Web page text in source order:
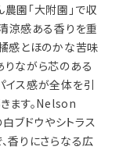
園「大附園」で収
涼感ある香りを重
感とほのかな苦味
りながら芯のある
イス感が全体を引
ます。Nelson
ブドウやシトラス
香りにさらなる広